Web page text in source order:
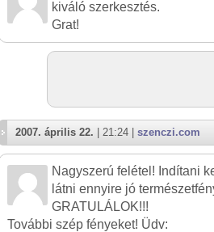
kiváló szerkesztés.
Grat!
2007. április 22. | 21:24 | szenczi.com
Nagyszerú felétel! Indítani
látni ennyire jó
GRATULÁLOK!!!
További szép fényeket! Üdv: